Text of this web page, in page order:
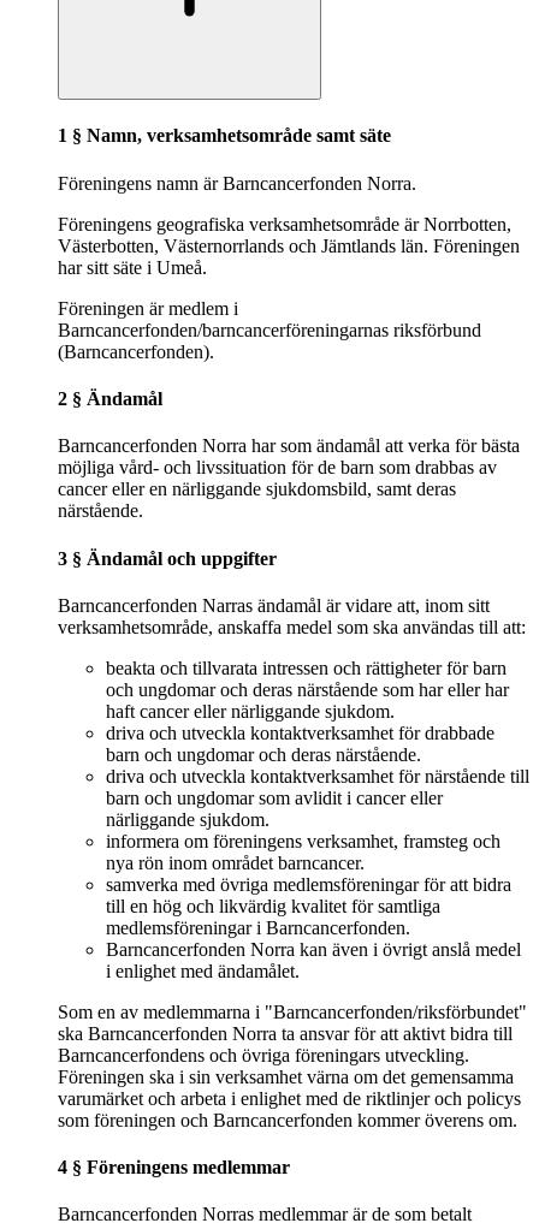
1 § Namn, verksamhetsområde samt säte
Föreningens namn är Barncancerfonden Norra.
Föreningens geografiska verksamhetsområde är Norrbotten,
Västerbotten, Västernorrlands och Jämtlands län. Föreningen
har sitt säte i Umeå.
Föreningen är medlem i
Barncancerfonden/barncancerföreningarnas riksförbund
(Barncancerfonden).
2 § Ändamål
Barncancerfonden Norra har som ändamål att verka för bästa
möjliga vård- och livssituation för de barn som drabbas av
cancer eller en närliggande sjukdomsbild, samt deras
närstående.
3 § Ändamål och uppgifter
Barncancerfonden Narras ändamål är vidare att, inom sitt
verksamhetsområde, anskaffa medel som ska användas till att:
beakta och tillvarata intressen och rättigheter för barn
och ungdomar och deras närstående som har eller har
haft cancer eller närliggande sjukdom.
driva och utveckla kontaktverksamhet för drabbade
barn och ungdomar och deras närstående.
driva och utveckla kontaktverksamhet för närstående till
barn och ungdomar som avlidit i cancer eller
närliggande sjukdom.
informera om föreningens verksamhet, framsteg och
nya rön inom området barncancer.
samverka med övriga medlemsföreningar för att bidra
till en hög och likvärdig kvalitet för samtliga
medlemsföreningar i Barncancerfonden.
Barncancerfonden Norra kan även i övrigt anslå medel
i enlighet med ändamålet.
Som en av medlemmarna i "Barncancerfonden/riksförbundet"
ska Barncancerfonden Norra ta ansvar för att aktivt bidra till
Barncancerfondens och övriga föreningars utveckling.
Föreningen ska i sin verksamhet värna om det gemensamma
varumärket och arbeta i enlighet med de riktlinjer och policys
som föreningen och Barncancerfonden kommer överens om.
4 § Föreningens medlemmar
Barncancerfonden Norras medlemmar är de som betalt